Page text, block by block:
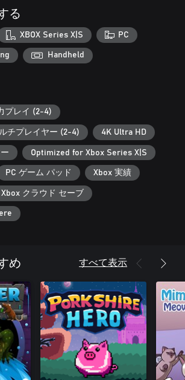
イ
を築き、文字通りのサメ、幼児、老齢年
最も熾烈なサッカーチームと戦いましょ
界に平和と調和を取り戻そう
プテンの完全な名簿を備えた4プレーヤー
はマルチプレイヤー マッチもあります。
み、ローカルのマルチプレイヤー マッチ
が究極のスポーツであることを納得させ
ャプテンから選択して、自分のプレイス
のホーム マッチから広大な
まで、多くのピッチで自宅で独自のトー
ょう!
る
XBOX Series X|S PC
Handheld
プレイ (2-4)
チプレイヤー (2-4) 4K Ultra HD
Optimized for Xbox Series X|S
PC ゲーム パッド Xbox 実績
Xbox クラウド セーブ
め すべて表示